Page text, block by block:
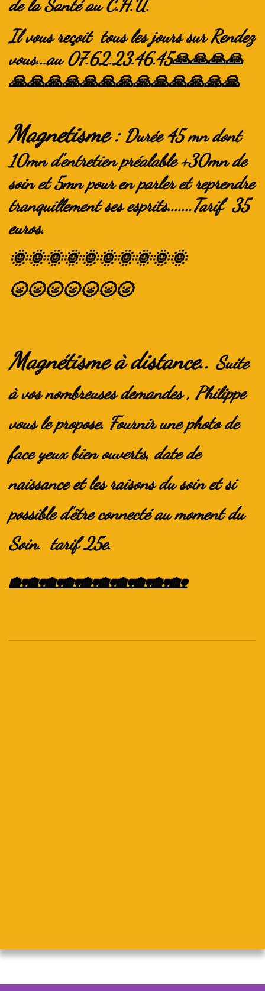
de la Santé au C.H.U.
Il vous reçoit tous les jours sur Rendez
vous...au 07.62.23.46.45🙏🙏🙏🙏
🙏🙏🙏🙏🙏🙏🙏🙏🙏🙏🙏🙏🙏
Magnetisme :Durée 45 mn dont
10mn d'entretien préalable +30mn de
soin et 5mn pour en parler et reprendre
tranquillement ses esprits.......Tarif 35
euros.
🌞🌞🌞🌞🌞🌞🌞🌞🌞🌞
🌝🌝🌝🌝🌝🌝🌝
Magnétisme à distance.. Suite
à vos nombreuses demandes , Philippe
vous le propose. Fournir une photo de
face yeux bien ouverts, date de
naissance et les raisons du soin et si
possible d'être connecté au moment du
Soin. tarif 25e.
🏡🏡🏡🏡🏡🏡🏡🏡🏡🏡